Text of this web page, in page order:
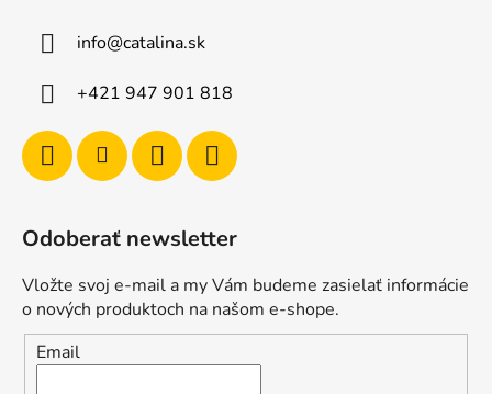
info@catalina.sk
+421 947 901 818
Odoberať newsletter
Vložte svoj e-mail a my Vám budeme zasielať informácie
o nových produktoch na našom e-shope.
Email